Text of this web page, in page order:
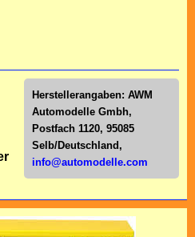
Herstellerangaben: AWM
Automodelle Gmbh,
Postfach 1120, 95085
Selb/Deutschl and,
info@automodelle.com